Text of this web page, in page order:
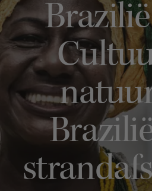
Brazilië